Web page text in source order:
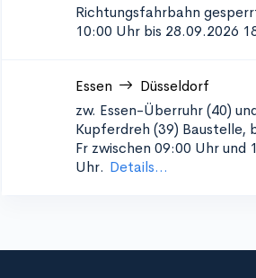
Richtungsfahrbahn
10:00 Uhr bis 28.09.2026
Essen Düsseldorf
zw. Essen-Überruhr (40)
Kupferdreh (39) Baustelle,
Fr zwischen 09:00 Uhr und
Uhr. Details...